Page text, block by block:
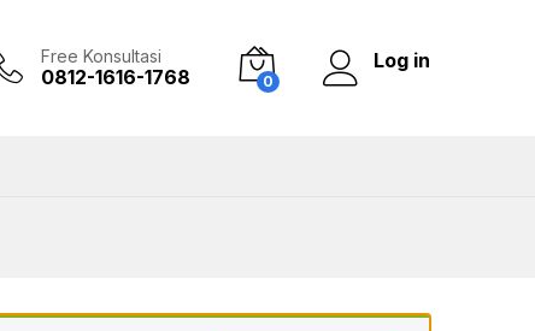
Free Konsultasi
0812-1616-1768 0
Log in